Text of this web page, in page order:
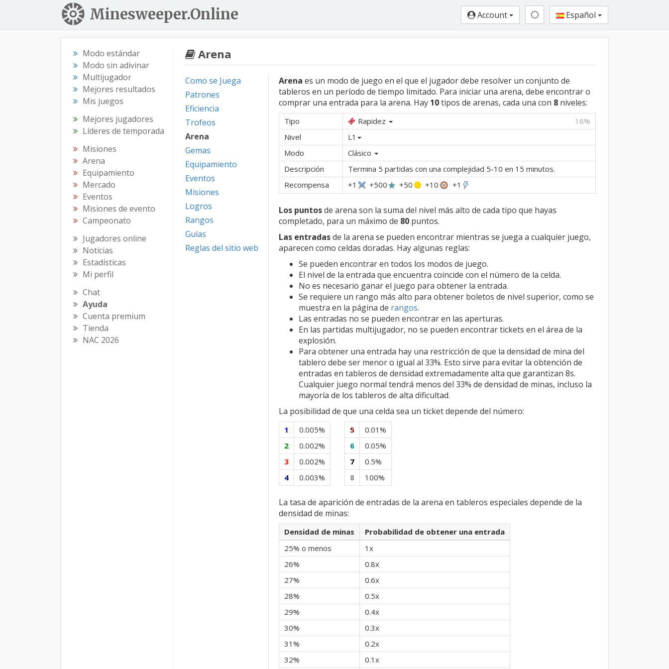
Minesweeper.Online Account Español
Modo estándar
Modo sin adivinar
Multijugador
Mejores resultados
Mis juegos
Mejores jugadores
Líderes de temporada
Misiones
Arena
Equipamiento
Mercado
Eventos
Misiones de evento
Campeonato
Jugadores online
Noticias
Estadísticas
Mi perfil
Chat
Ayuda
Cuenta premium
Tienda
NAC 2026
Arena
Como se Juega
Patrones
Eficiencia
Trofeos
Arena
Gemas
Equipamiento
Eventos
Misiones
Logros
Rangos
Guías
Reglas del sitio web
Arena es un modo de juego en el que el jugador debe resolver un conjunto de
tableros en un período de tiempo limitado. Para iniciar una arena, debe encontrar o
comprar una entrada para la arena. Hay 10tipos de arenas, cada una con 8 niveles:
Tipo Rapidez
16%
Nivel
L1
Modo
Clásico
Descripción
Termina 5 partidas con una complejidad 5-10 en 15 minutos.
Recompensa
+1 +500 +50 +10 +1
Los puntosde arena son la suma del nivel más alto de cada tipo que hayas
completado, para un máximo de 80 puntos.
Las entradasde la arena se pueden encontrar mientras se juega a cualquier juego,
aparecen como celdas doradas. Hay algunas reglas:
Se pueden encontrar en todos los modos de juego.
El nivel de la entrada que encuentra coincide con el número de la celda.
No es necesario ganar el juego para obtener la entrada.
Se requiere un rango más alto para obtener boletos de nivel superior, como se
muestra en la página de rangos.
Las entradas no se pueden encontrar en las aperturas.
En las partidas multijugador, no se pueden encontrar tickets en el área de la
explosión.
Para obtener una entrada hay una restricción de que la densidad de mina del
tablero debe ser menor o igual al 33%. Esto sirve para evitar la obtención de
entradas en tableros de densidad extremadamente alta que garantizan 8s.
Cualquier juego normal tendrá menos del 33% de densidad de minas, incluso la
mayoría de los tableros de alta dificultad.
La posibilidad de que una celda sea un ticket depende del número:
1
0.005%
2
0.002%
3
0.002%
4
0.003%
5
0.01%
6
0.05%
7
0.5%
8
100%
La tasa de aparición de entradas de la arena en tableros especiales depende de la
densidad de minas:
Densidad de minas
Probabilidad de obtener una entrada
25% o menos
1x
26%
0.8x
27%
0.6x
28%
0.5x
29%
0.4x
30%
0.3x
31%
0.2x
32%
0.1x